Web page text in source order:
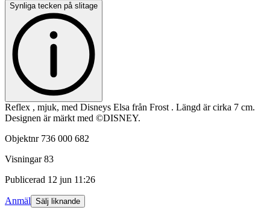
Synliga tecken på slitage
Reflex , mjuk, med Disneys Elsa från Frost . Längd är cirka 7 cm.
Designen är märkt med ©DISNEY.
Objektnr 736 000 682
Visningar 83
Publicerad 12 jun 11:26
Anmäl Sälj liknande